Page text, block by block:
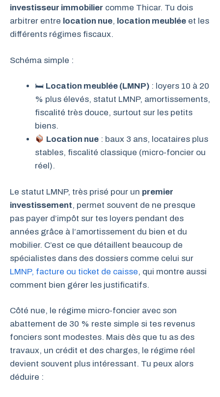
investisseur immobilier comme Thicar. Tu dois
arbitrer entre location nue, location meublée et les
différents régimes fiscaux.
Schéma simple :
🛏 Location meublée (LMNP) : loyers 10 à 20
% plus élevés, statut LMNP, amortissements,
fiscalité très douce, surtout sur les petits
biens.
Location nue : baux 3 ans, locataires plus
stables, fiscalité classique (micro-foncier ou
réel).
Le statut LMNP, très prisé pour un premier
investissement, permet souvent de ne presque
pas payer d’impôt sur tes loyers pendant des
années grâce à l’amortissement du bien et du
mobilier. C’est ce que détaillent beaucoup de
spécialistes dans des dossiers comme celui sur
LMNP, facture ou ticket de caisse, qui montre aussi
comment bien gérer les justificatifs.
Côté nue, le régime micro-foncier avec son
abattement de 30 % reste simple si tes revenus
fonciers sont modestes. Mais dès que tu as des
travaux, un crédit et des charges, le régime réel
devient souvent plus intéressant. Tu peux alors
déduire :